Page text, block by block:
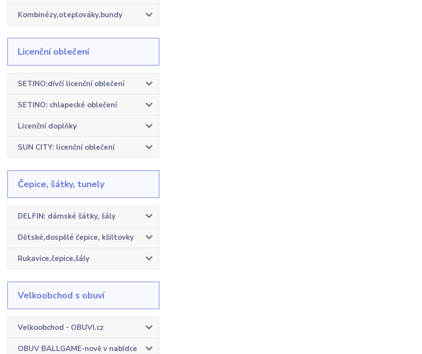
Kombinézy,oteplováky,bundy
Licenční oblečení
SETINO:dívčí licenční oblečení
SETINO: chlapecké oblečení
Licenční doplňky
SUN CITY: licenční oblečení
Čepice, šátky, tunely
DELFIN: dámské šátky, šály
Dětské,dospělé čepice, kšiltovky
Rukavice,čepice,šály
Velkoobchod s obuví
Velkoobchod - OBUVI.cz
OBUV BALLGAME-nově v nabídce